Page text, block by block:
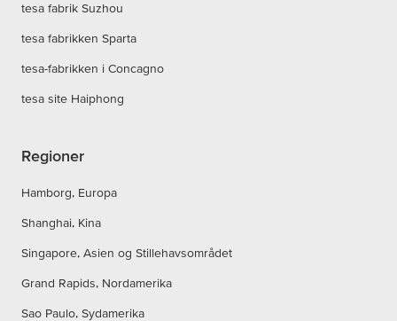
tesa fabrik Suzhou
tesa fabrikken Sparta
tesa-fabrikken i Concagno
tesa site Haiphong
Regioner
Hamborg, Europa
Shanghai, Kina
Singapore, Asien og Stillehavsområdet
Grand Rapids, Nordamerika
Sao Paulo, Sydamerika